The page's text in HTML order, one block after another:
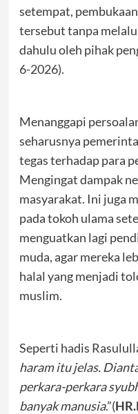
setempat,
tersebut tanpa
dahulu oleh pihak
6-2026).
Menanggapi
seharusnya
tegas terhadap para
Mengingat dampak
masyarakat. Ini juga
pada tokoh ulama
menguatkan lagi
muda, agar mereka
halal yang menjadi
muslim.
Seperti hadis
haram itu jelas.
perkara-perkara
banyak manusia.”(